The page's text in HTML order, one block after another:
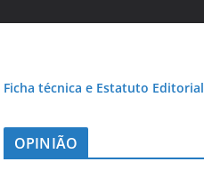
Ficha técnica e Estatuto Editorial
OPINIÃO